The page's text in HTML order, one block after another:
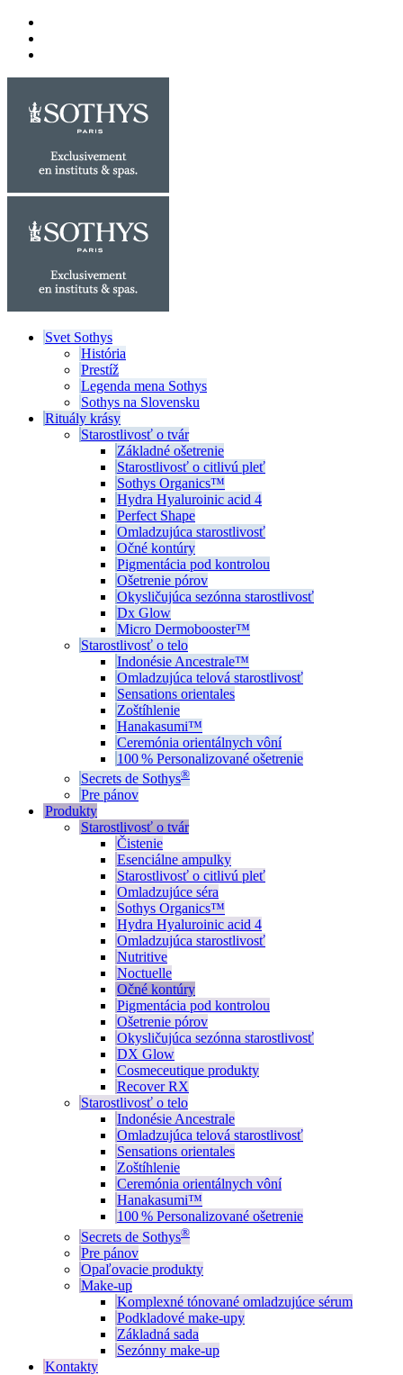
Svet Sothys
História
Prestíž
Legenda mena Sothys
Sothys na Slovensku
Rituály krásy
Starostlivosť o tvár
Základné ošetrenie
Starostlivosť o citlivú pleť
Sothys Organics™
Hydra Hyaluroinic acid 4
Perfect Shape
Omladzujúca starostlivosť
Očné kontúry
Pigmentácia pod kontrolou
Ošetrenie pórov
Okysličujúca sezónna starostlivosť
Dx Glow
Micro Dermobooster™
Starostlivosť o telo
Indonésie Ancestrale™
Omladzujúca telová starostlivosť
Sensations orientales
Zoštíhlenie
Hanakasumi™
Ceremónia orientálnych vôní
100 % Personalizované ošetrenie
Secrets de Sothys®
Pre pánov
Produkty
Starostlivosť o tvár
Čistenie
Esenciálne ampulky
Starostlivosť o citlivú pleť
Omladzujúce séra
Sothys Organics™
Hydra Hyaluroinic acid 4
Omladzujúca starostlivosť
Nutritive
Noctuelle
Očné kontúry
Pigmentácia pod kontrolou
Ošetrenie pórov
Okysličujúca sezónna starostlivosť
DX Glow
Cosmeceutique produkty
Recover RX
Starostlivosť o telo
Indonésie Ancestrale
Omladzujúca telová starostlivosť
Sensations orientales
Zoštíhlenie
Ceremónia orientálnych vôní
Hanakasumi™
100 % Personalizované ošetrenie
Secrets de Sothys®
Pre pánov
Opaľovacie produkty
Make-up
Komplexné tónované omladzujúce sérum
Podkladové make-upy
Základná sada
Sezónny make-up
Kontakty